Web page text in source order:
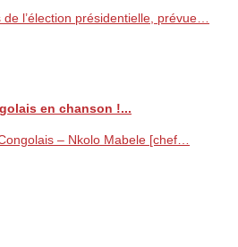
l’élection présidentielle, prévue…
en chanson !...
– Nkolo Mabele [chef…